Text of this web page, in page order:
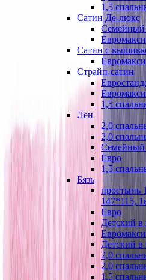
1,5
Сатин Де-люкс
Семейный
Евромакси
Сатин с
Евромакси
Страйп-сатин
Евромакси
1,5
Лен
2,0
2,0
Семейный
Евро
1,5
Бязь
простынь
147*115,
Евро
Детский в
Евромакси
Детский в
2,0
2,0
1,5